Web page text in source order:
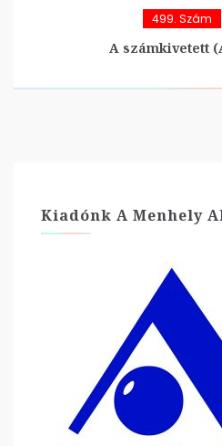
499. Szám
A számkivetett
Kiadónk A Menhely